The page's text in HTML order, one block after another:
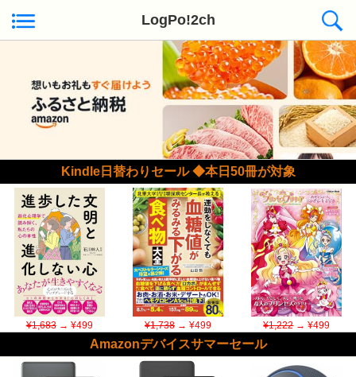
LogPo!2ch
Kindle日替わりセール ◆本日50冊が対象
¥1,683→ ¥499 ¥1,738→ ¥499 ¥1,222→ ¥499
Amazonデバイスサマーセール